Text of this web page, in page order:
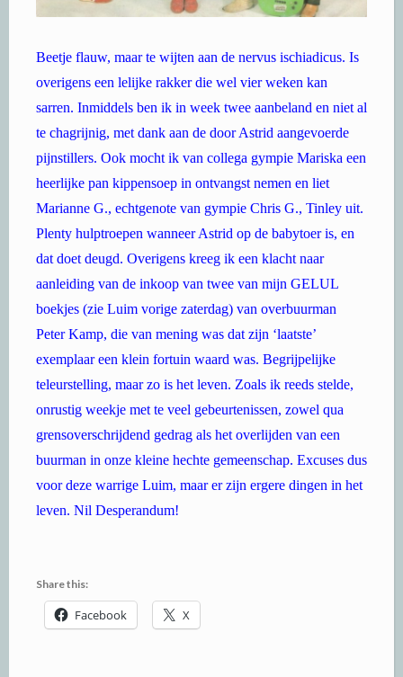
Beetje flauw, maar te wijten aan de nervus ischiadicus. Is
overigens een lelijke rakker die wel vier weken kan
sarren. Inmiddels ben ik in week twee aanbeland en niet al
te chagrijnig, met dank aan de door Astrid aangevoerde
pijnstillers. Ook mocht ik van collega gympie Mariska een
heerlijke pan kippensoep in ontvangst nemen en liet
Marianne G., echtgenote van gympie Chris G., Tinley uit.
Plenty hulptroepen wanneer Astrid op de babytoer is, en
dat doet deugd. Overigens kreeg ik een klacht naar
aanleiding van de inkoop van twee van mijn GELUL
boekjes (zie Luim vorige zaterdag) van overbuurman
Peter Kamp, die van mening was dat zijn ‘laatste’
exemplaar een klein fortuin waard was. Begrijpelijke
teleurstelling, maar zo is het leven. Zoals ik reeds stelde,
onrustig weekje met te veel gebeurtenissen, zowel qua
grensoverschrijdend gedrag als het overlijden van een
buurman in onze kleine hechte gemeenschap. Excuses dus
voor deze warrige Luim, maar er zijn ergere dingen in het
leven. Nil Desperandum!
Share this:
Facebook X